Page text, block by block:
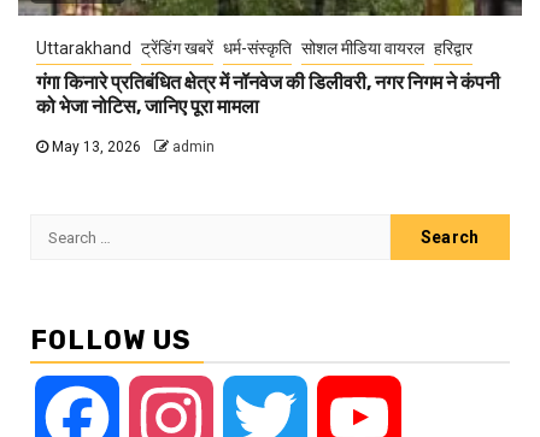
Uttarakhand ट्रेंडिंग खबरें धर्म-संस्कृति सोशल मीडिया वायरल हरिद्वार
गंगा किनारे प्रतिबंधित क्षेत्र में नॉनवेज की डिलीवरी, नगर निगम ने कंपनी
को भेजा नोटिस, जानिए पूरा मामला
May 13, 2026 admin
Search
FOLLOW US
Facebook Instagram Twitter